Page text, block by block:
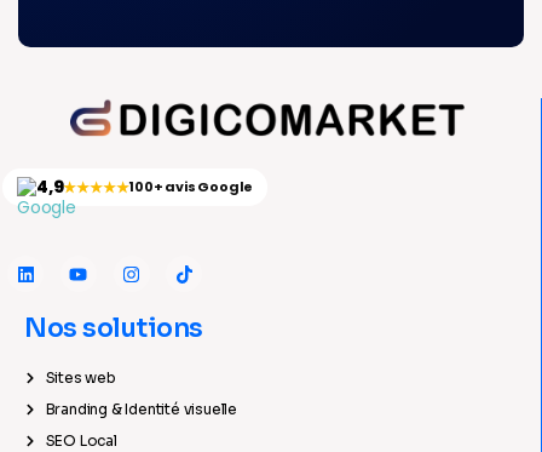
4,9★★★★★100+ avis Google
Nos solutions
Sites web
Branding & Identité visuelle
SEO Local